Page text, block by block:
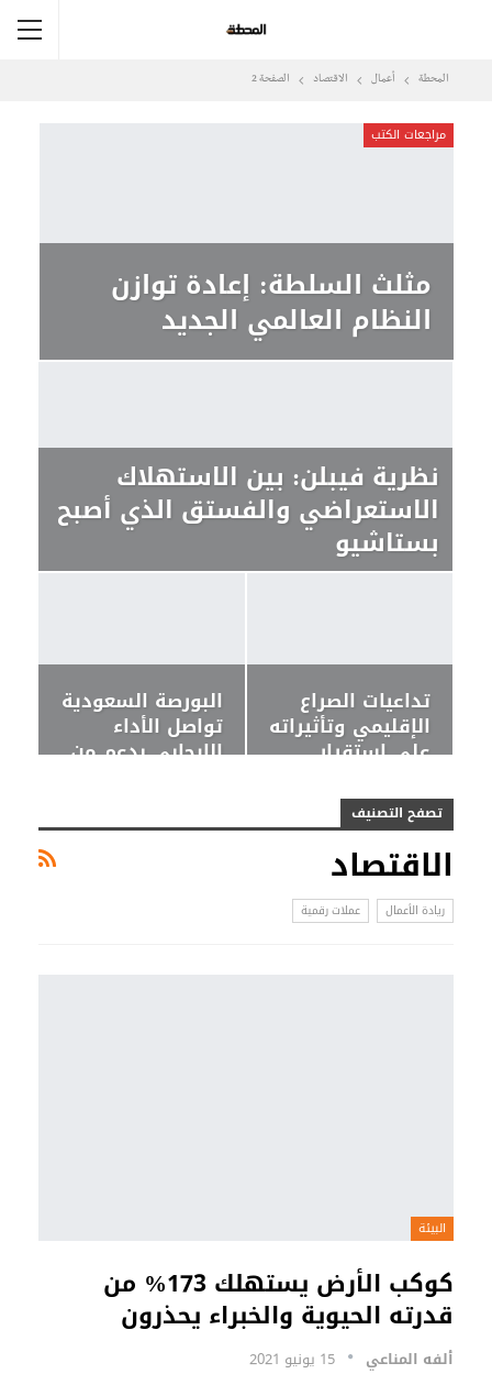
المحطة أعمال الاقتصاد الصفحة 2
مراجعات الكتب
مثلث السلطة: إعادة توازن
النظام العالمي الجديد
نظرية فيبلن: بين الاستهلاك
الاستعراضي والفستق الذي أصبح
بستاشيو
تداعيات الصراع
الإقليمي وتأثيراته
على استقرار
البورصة السعودية
تواصل الأداء
الإيجابي بدعم من
تصفح التصنيف
الاقتصاد
ريادة الأعمال عملات رقمية
البيئة
كوكب الأرض يستهلك 173% من
قدرته الحيوية والخبراء يحذرون
ألفه المناعي 15 يونيو 2021